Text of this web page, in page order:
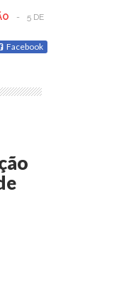
-
5 DE
Facebook